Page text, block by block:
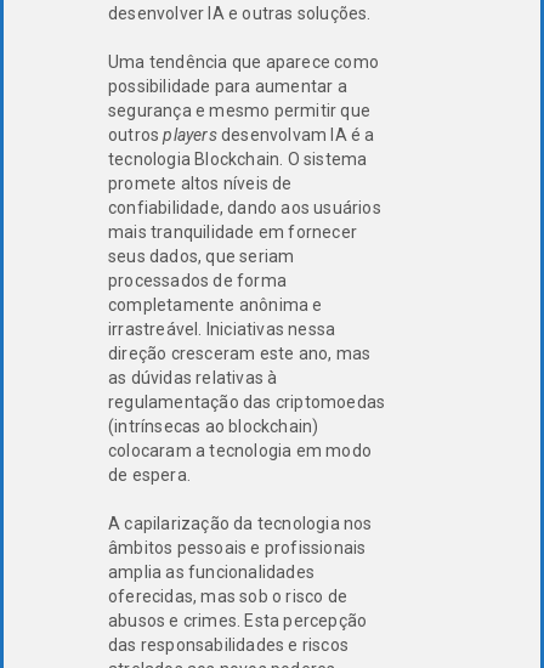
desenvolver IA e outras soluções.
Uma tendência que aparece como
possibilidade para aumentar a
segurança e mesmo permitir que
outrosplayersdesenvolvam IA é a
tecnologia Blockchain. O sistema
promete altos níveis de
confiabilidade, dando aos usuários
mais tranquilidade em fornecer
seus dados, que seriam
processados de forma
completamente anônima e
irrastreável. Iniciativas nessa
direção cresceram este ano, mas
as dúvidas relativas à
regulamentação das criptomoedas
(intrínsecas ao blockchain)
colocaram a tecnologia em modo
de espera.
A capilarização da tecnologia nos
âmbitos pessoais e profissionais
amplia as funcionalidades
oferecidas, mas sob o risco de
abusos e crimes. Esta percepção
das responsabilidades e riscos